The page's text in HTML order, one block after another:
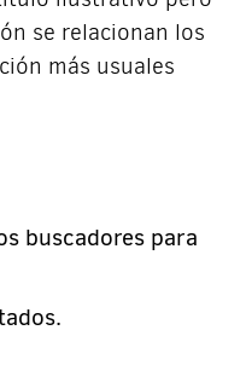
se relacionan los
más usuales
buscadores para